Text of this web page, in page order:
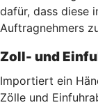
dafür, dass diese
Auftragnehmers
Zoll- und
Importiert ein
Zölle und